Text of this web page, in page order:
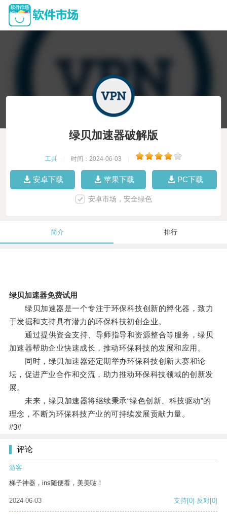
绿贝加速器破解版
工具 时间：2024-06-03
安卓下载 苹果下载 PC下载
安卓市场，安全绿色
简介 排行
绿贝加速器免费试用
绿贝加速器是一个专注于环保科技创新的孵化器，致力
于发掘和支持具有潜力的环保科技初创企业。
通过提供资金支持、导师指导和资源整合等服务，绿贝
加速器帮助企业快速成长，推动环保科技的发展和应用。
同时，绿贝加速器还定期举办环保科技创新大赛和论
坛，促进产业合作和交流，助力推动环保科技领域的创新发
展。
未来，绿贝加速器将继续秉承“绿色创新、科技驱动”的
理念，不断为环保科技产业的可持续发展贡献力量。
#3#
评论
游客
梯子神器，ins随便看，美美哒！
2024-06-03 支持[0] 反对[0]